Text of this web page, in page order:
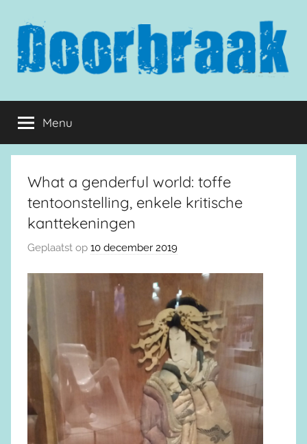
inhoud
springen
Doorbraak.eu
Menu
What a genderful world: toffe
tentoonstelling, enkele kritische
kanttekeningen
Geplaatst op 10 december 2019